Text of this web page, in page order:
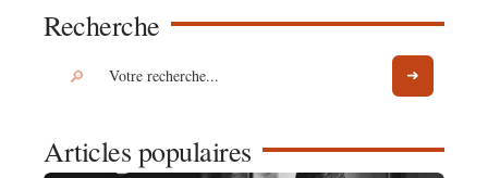
Recherche
Articles populaires